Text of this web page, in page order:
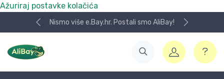
Ažuriraj postavke kolačića
Nismo više e.Bay.hr. Postali smo AliBay!